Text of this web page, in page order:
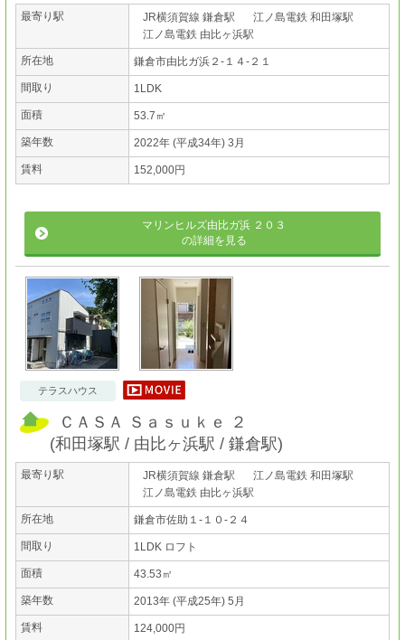
最寄り駅 JR横須賀線 鎌倉駅
江ノ島電鉄 和田塚駅
江ノ島電鉄 由比ヶ浜駅
所在地 鎌倉市由比ガ浜２-１４-２１
間取り 1LDK
面積 53.7㎡
築年数 2022年 (平成34年) 3月
賃料 152,000円
マリンヒルズ由比ガ浜 ２０３
の詳細を見る
テラスハウス
ＣＡＳＡ Ｓａｓｕｋｅ ２
(和田塚駅 由比ヶ浜駅 鎌倉駅)
最寄り駅 JR横須賀線 鎌倉駅
江ノ島電鉄 和田塚駅
江ノ島電鉄 由比ヶ浜駅
所在地 鎌倉市佐助１-１０-２４
間取り 1LDK ロフト
面積 43.53㎡
築年数 2013年 (平成25年) 5月
賃料 124,000円